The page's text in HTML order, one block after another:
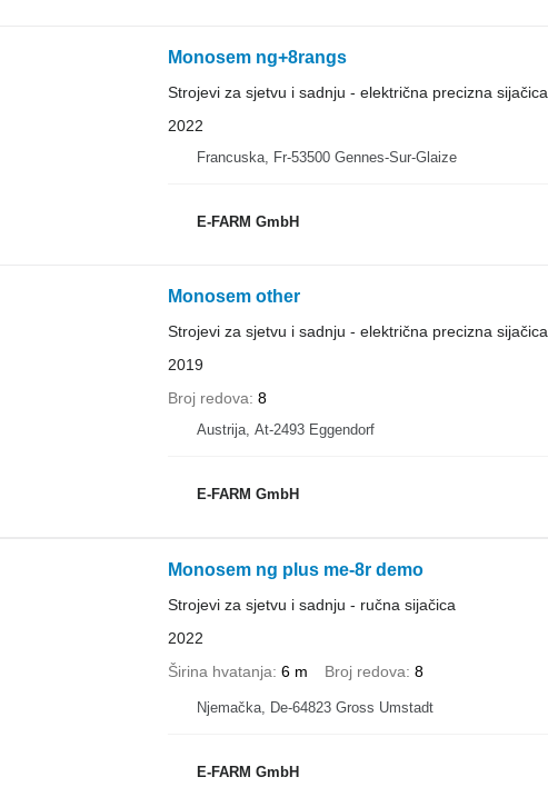
Monosem ng+8rangs
Strojevi za sjetvu i sadnju - električna precizna sijačica
2022
Francuska, Fr-53500 Gennes-Sur-Glaize
E-FARM GmbH
Monosem other
Strojevi za sjetvu i sadnju - električna precizna sijačica
2019
Broj redova 8
Austrija, At-2493 Eggendorf
E-FARM GmbH
Monosem ng plus me-8r demo
Strojevi za sjetvu i sadnju - ručna sijačica
2022
Širina hvatanja 6 m Broj redova 8
Njemačka, De-64823 Gross Umstadt
E-FARM GmbH